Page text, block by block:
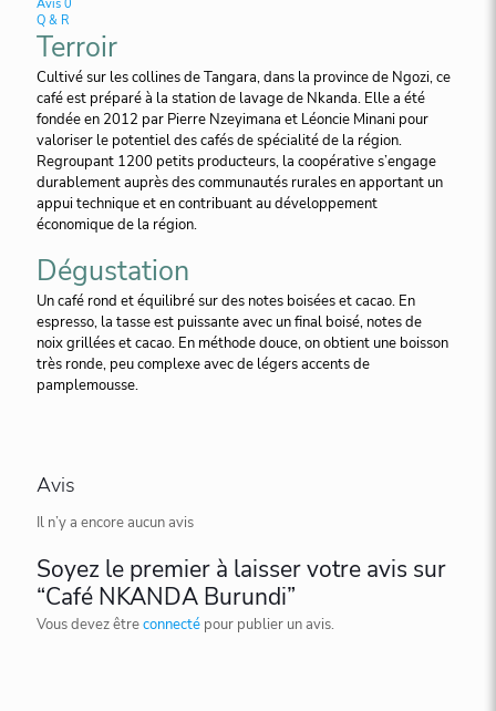
Avis 0
Q & R
Terroir
Cultivé sur les collines de Tangara, dans la province de Ngozi, ce
café est préparé à la station de lavage de Nkanda. Elle a été
fondée en 2012 par Pierre Nzeyimana et Léoncie Minani pour
valoriser le potentiel des cafés de spécialité de la région.
Regroupant 1200 petits producteurs, la coopérative s’engage
durablement auprès des communautés rurales en apportant un
appui technique et en contribuant au développement
économique de la région.
Dégustation
Un café rond et équilibré sur des notes boisées et cacao. En
espresso, la tasse est puissante avec un final boisé, notes de
noix grillées et cacao. En méthode douce, on obtient une boisson
très ronde, peu complexe avec de légers accents de
pamplemousse.
Avis
Il n’y a encore aucun avis
Soyez le premier à laisser votre avis sur
“Café NKANDA Burundi”
Vous devez êtreconnecté pour publier un avis.